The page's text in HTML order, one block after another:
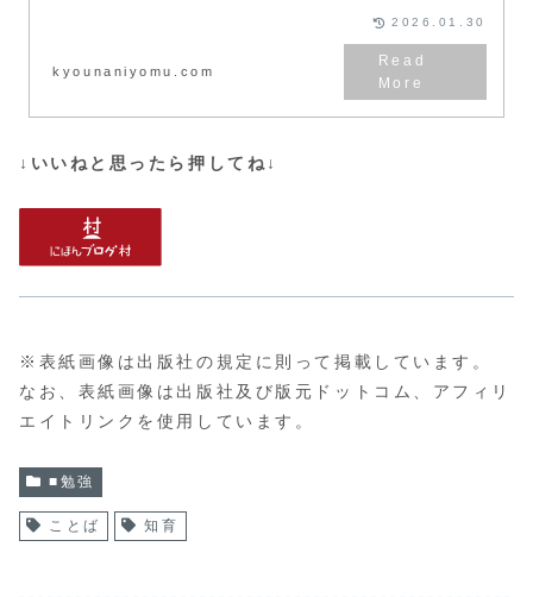
kyounaniyomu.com
2026.01.30
↓いいねと思ったら押してね↓
※表紙画像は出版社の規定に則って掲載しています。
なお、表紙画像は出版社及び版元ドットコム、アフィリ
エイトリンクを使用しています。
■勉強
ことば 知育